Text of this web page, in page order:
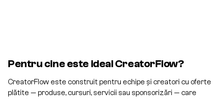
Pentru cine este ideal CreatorFlow?
CreatorFlow este construit pentru echipe și creatori cu oferte
plătite — produse, cursuri, servicii sau sponsorizări — care